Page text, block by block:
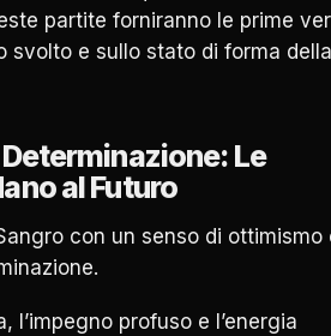
partite forniranno le prime
svolto e sullo stato di forma della
Le
al Futuro
con un senso di ottimismo
l’impegno profuso e l’energia